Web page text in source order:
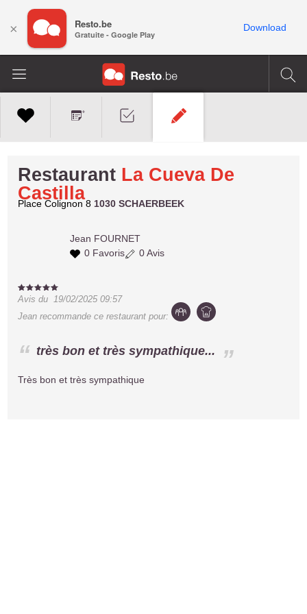
Restaurant La Cueva De
Castilla
Place Colignon 8 1030 SCHAERBEEK
Jean FOURNET
0 Favoris
0 Avis
Avis du19/02/2025 09:57
Jean recommande ce restaurant pour:
très bon et très sympathique...
Très bon et très sympathique
× Resto.be
Gratuite - Google Play
Download